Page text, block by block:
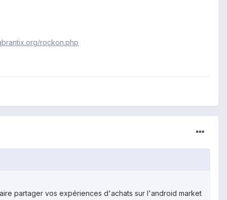
rockon.php
partager vos expériences d'achats sur l'android market